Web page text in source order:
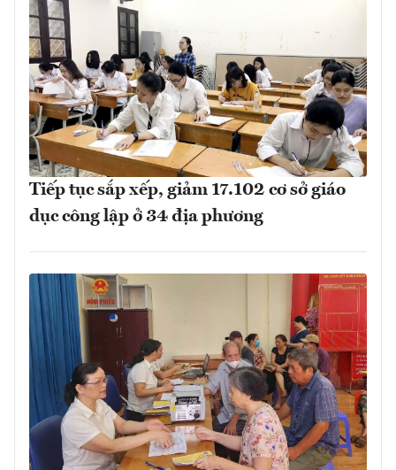
Tiếp tục sắp xếp, giảm 17.102 cơ sở giáo
dục công lập ở 34 địa phương